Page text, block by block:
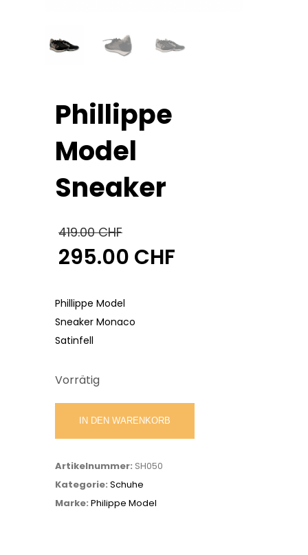
Phillippe
Model
Sneaker
419.00CHF
Ursprünglicher
war:
419.00 CHF
295.00 CHF
Preis
ist:
295.00 CHF.
Phillippe Model
Sneaker Monaco
Satinfell
Vorrätig
Menge
IN DEN WARENKORB
Artikelnummer: SH050
Kategorie: Schuhe
Marke: Philippe Model